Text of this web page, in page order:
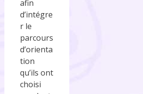
afin
d’intégre
r le
parcours
d’orienta
tion
qu’ils ont
choisi